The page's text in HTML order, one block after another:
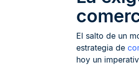
El salto de un
estrategia de
hoy un